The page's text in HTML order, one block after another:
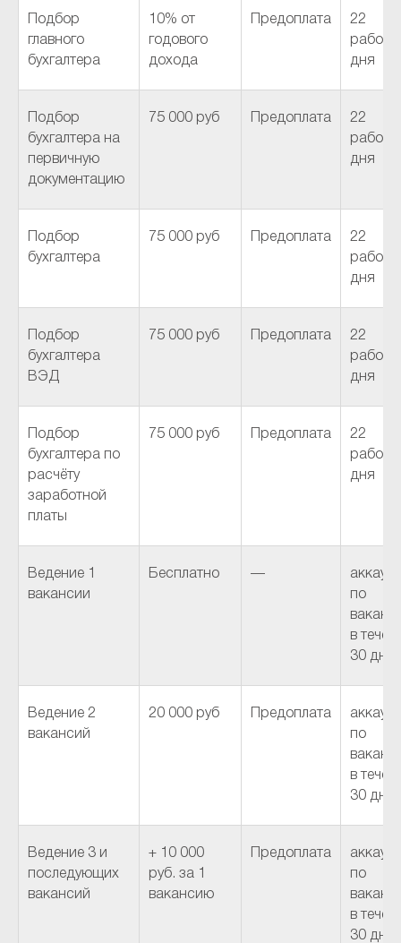
Подбор
главного
бухгалтера
10% от
годового
дохода
Предоплата
22
дня
Подбор
бухгалтера на
первичную
документацию
75 000 руб Предоплата
22
дня
Подбор
бухгалтера
75 000 руб Предоплата
22
дня
Подбор
бухгалтера
ВЭД
75 000 руб Предоплата
22
дня
Подбор
бухгалтера по
расчёту
заработной
платы
75 000 руб Предоплата
22
дня
Ведение 1
вакансии
Бесплатно —
по
в
30 дней
Ведение 2
вакансий
20 000 руб Предоплата
по
в
30 дней
Ведение 3 и
последующих
вакансий
+ 10 000
руб. за 1
вакансию
Предоплата
по
в
30 дней